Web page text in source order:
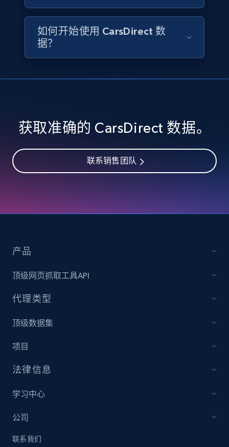
X id, URL, ID, Profile name, Biography, Is verified,
Profile image link, External link, and more.
Title, Popularity, Genres, Presentation, Credit,
Free datasets
3.4K+
Overview id, Review id, Review url, Rating date,
end year, Employee length, and more.
Business
如何开始使用 CarsDirect 数
据？
获取准确的 CarsDirect 数据。
联系销售团队
产品
顶级网页抓取工具API
代理类型
顶级数据集
项目
法律信息
学习中心
公司
联系我们